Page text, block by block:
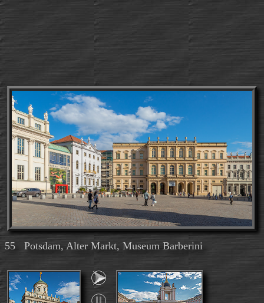
55 Potsdam, Alter Markt, Museum Barberini